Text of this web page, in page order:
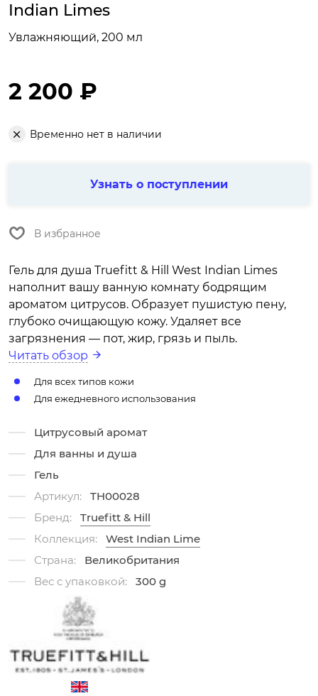
Indian Limes
Увлажняющий, 200 мл
2 200 ₽
Временно нет в наличии
Узнать о поступлении
В избранное
Гель для душа Truefitt & Hill West Indian Limes
наполнит вашу ванную комнату бодрящим
ароматом цитрусов. Образует пушистую пену,
глубоко очищающую кожу. Удаляет все
загрязнения — пот, жир, грязь и пыль.
Читать обзор
Для всех типов кожи
Для ежедневного использования
Цитрусовый аромат
Для ванны и душа
Гель
Артикул:
TH00028
Бренд:
Truefitt & Hill
Коллекция:
West Indian Lime
Страна:
Великобритания
Вес с упаковкой:
300 g